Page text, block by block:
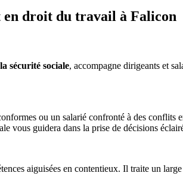
droit du travail à Falicon
sécurité sociale, accompagne dirigeants et
ou un salarié confronté à des
vous guidera dans la prise de décisions
aiguisées en contentieux. Il traite un